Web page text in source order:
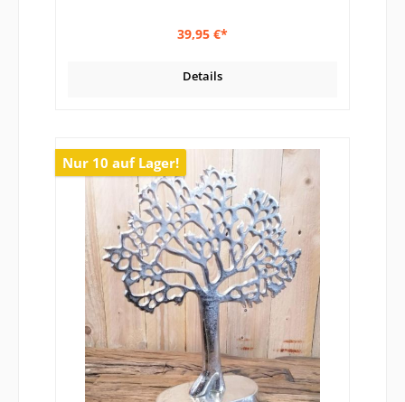
39,95 €*
Details
Nur 10 auf Lager!